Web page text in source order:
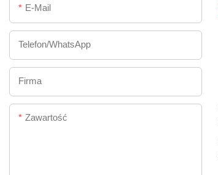
E-Mail
Telefon/WhatsApp
Firma
Zawartość